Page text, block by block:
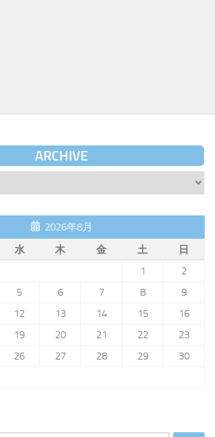
ARCHIVE
2026年8月
水 木 金 土
日
1
2
5 6 7 8
9
12 13 14 15
16
19 20 21 22
23
26 27 28 29
30